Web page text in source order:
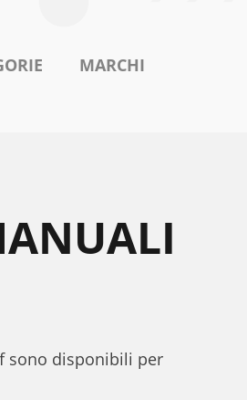
MARCHI
sono disponibili per